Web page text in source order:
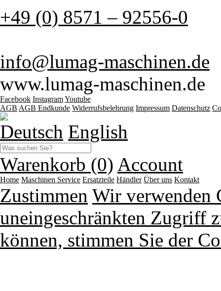
+49 (0) 8571 – 92556-0
info@lumag-maschinen.de
www.lumag-maschinen.de
Facebook InstagramYoutube
AGB AGB Endkunde Widerrufsbelehrung Impressum Datenschutz
Deutsch English
Warenkorb (0) Account
Home Maschinen Service Ersatzteile Händler Über uns Kontakt
Zustimmen Wir verwenden
uneingeschränkten Zugriff
können, stimmen Sie der